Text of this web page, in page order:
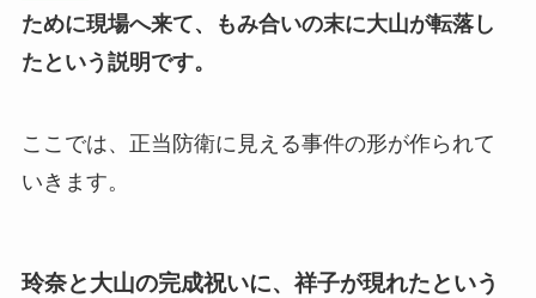
ために現場へ来て、もみ合いの末に大山が転落し
たという説明です。
ここでは、正当防衛に見える事件の形が作られて
いきます。
玲奈と大山の完成祝いに、祥子が現れたという